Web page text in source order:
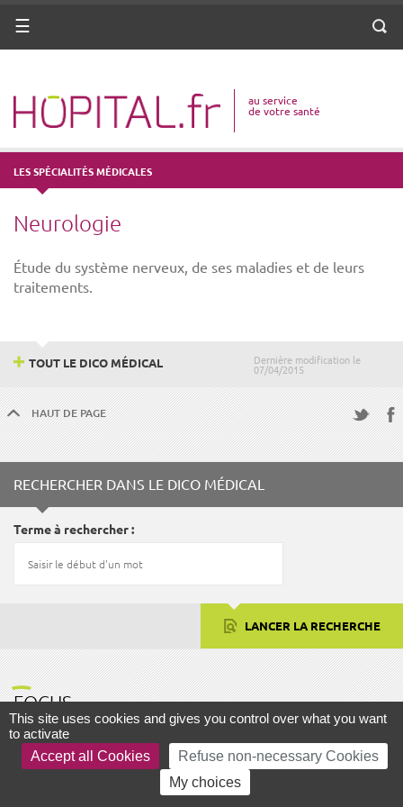
ANNUAIRE
VOTRE SANTÉ
DROITS & DÉMARCHES
MISSIONS
MÉTIERS
Menu
au service
de votre santé
LES SPÉCIALITÉS MÉDICALES
Neurologie
Étude du système nerveux, de ses maladies et de leurs
traitements.
Dernière modification le
07/04/2015
TOUT LE DICO MÉDICAL
HAUT DE PAGE
RECHERCHER DANS LE DICO MÉDICAL
Terme à rechercher
LANCER LA RECHERCHE
FOCUS
PLAN DU SITE MENTIONS LÉGALES
This site uses cookies and gives you control over what you want
to activate
Accept all Cookies
Refuse non-necessary Cookies
My choices